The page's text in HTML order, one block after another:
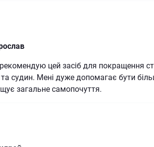
цей засіб для покращення
судин. Мені дуже допомагає бути
загальне самопочуття.